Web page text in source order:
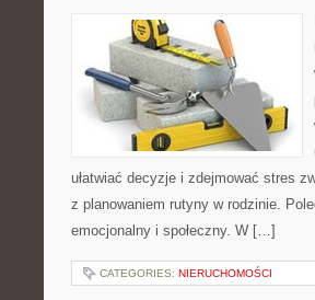
ułatwiać decyzje i zdejmować stres
z planowaniem rutyny w rodzinie.
emocjonalny i społeczny. W […]
CATEGORIES: NIERUCHOMOŚCI